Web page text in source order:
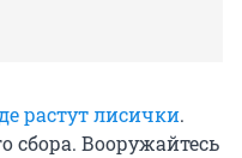
растут лисички.
сбора. Вооружайтесь